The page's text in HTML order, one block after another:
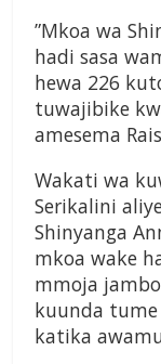
”Mkoa wa
hadi sasa
hewa 226
tuwajibike
amesema
Wakati wa
Serikalini
Shinyanga
mkoa wake
mmoja
kuunda
katika